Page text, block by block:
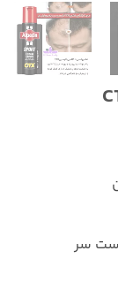
سر